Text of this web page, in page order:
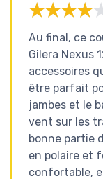
Au final, ce
Gilera Nexus
accessoires
être parfait
jambes et le
vent sur les
bonne partie
en polaire et
confortable,